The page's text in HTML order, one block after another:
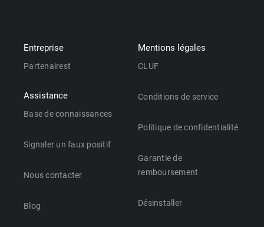
Entreprise
Partenairest
Assistance
Base de connaissances
Signaler un faux positif
Nous contacter
Blog
Mentions légales
CLUF
Conditions de service
Politique de confidentialité
Garantie de
remboursement
Désinstaller